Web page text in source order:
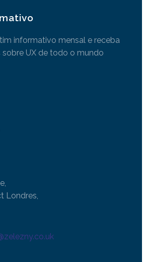
informativo mensal e receba
sobre UX de todo o mundo
Londres,